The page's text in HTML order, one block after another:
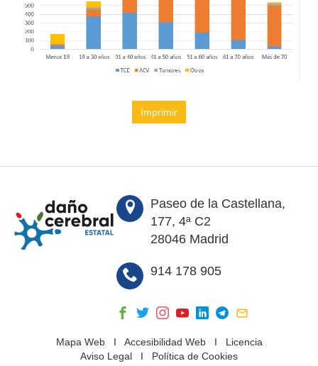
Imprimir
Paseo de la Castellana,
177, 4ª C2
28046 Madrid
914 178 905
Mapa WebI Accesibilidad WebI Licencia
Aviso Legal I Política de Cookies